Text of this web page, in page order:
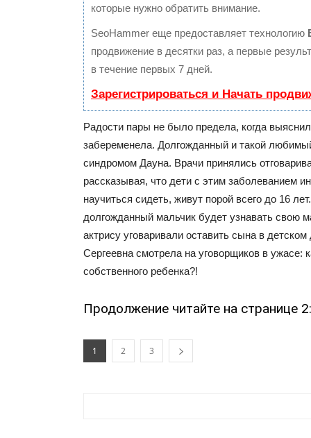
которые нужно обратить внимание.
SeoHammer еще предоставляет технологию
продвижение в десятки раз, а первые
в течение первых 7 дней.
Зарегистрироваться и Начать
Радости пары не было предела, когда
забеременела. Долгожданный и такой
синдромом Дауна. Врачи принялись
рассказывая, что дети с этим заболеванием
научиться сидеть, живут порой всего до 16
долгожданный мальчик будет узнавать свою
актрису уговаривали оставить сына в
Сергеевна смотрела на уговорщиков в ужасе:
собственного ребенка?!
Продолжение читайте на странице 2:
1 2 3